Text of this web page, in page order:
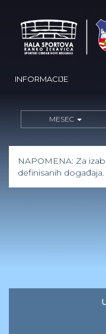
INFORMACIJE
MESEC
NAPOMENA: Za
definisanih događaja.